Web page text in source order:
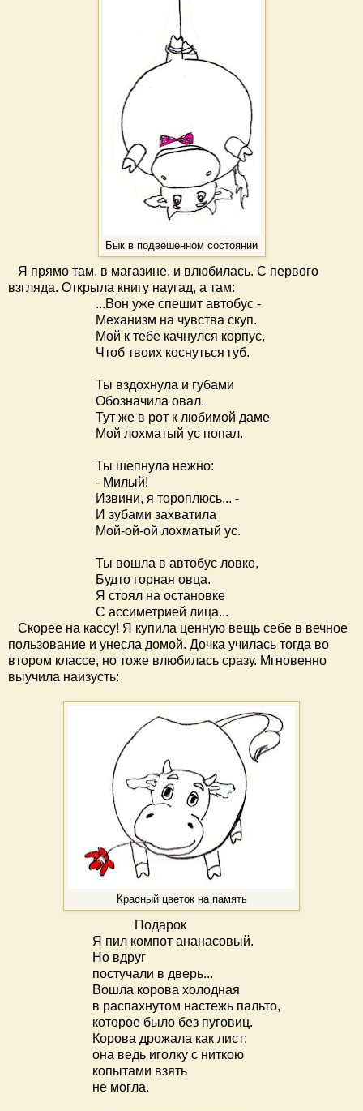
Бык в подвешенном состоянии
Я прямо там, в магазине, и влюбилась. С первого
взгляда. Открыла книгу наугад, а там:
...Вон уже спешит автобус -
Механизм на чувства скуп.
Мой к тебе качнулся корпус,
Чтоб твоих коснуться губ.
Ты вздохнула и губами
Обозначила овал.
Тут же в рот к любимой даме
Мой лохматый ус попал.
Ты шепнула нежно:
- Милый!
Извини, я тороплюсь... -
И зубами захватила
Мой-ой-ой лохматый ус.
Ты вошла в автобус ловко,
Будто горная овца.
Я стоял на остановке
С ассиметрией лица...
Скорее на кассу! Я купила ценную вещь себе в вечное
пользование и унесла домой. Дочка училась тогда во
втором классе, но тоже влюбилась сразу. Мгновенно
выучила наизусть:
Красный цветок на память
Подарок
Я пил компот ананасовый.
Но вдруг
постучали в дверь...
Вошла корова холодная
в распахнутом настежь пальто,
которое было без пуговиц.
Корова дрожала как лист:
она ведь иголку с ниткою
копытами взять
не могла.